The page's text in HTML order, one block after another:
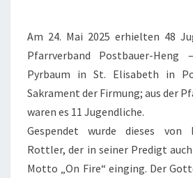
Am 24. Mai 2025 erhielten 48
Pfarrverband Postbauer-Heng
Pyrbaum in St. Elisabeth in
Sakrament der Firmung; aus der
waren es 11 Jugendliche.
Gespendet wurde dieses von
Rottler, der in seiner Predigt
Motto „On Fire“ einging. Der